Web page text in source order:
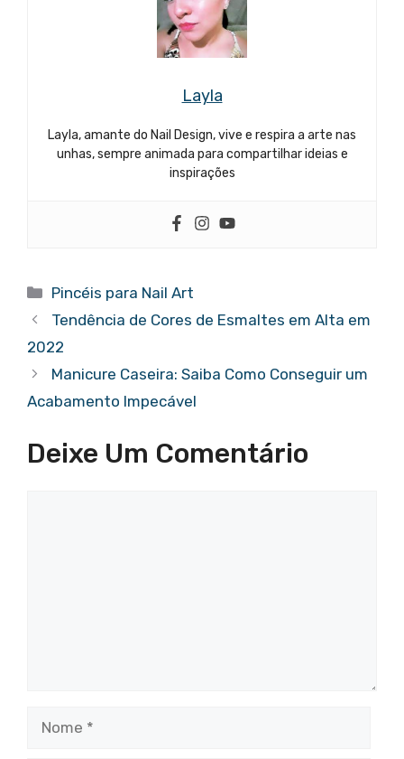
Layla
Layla, amante do Nail Design, vive e respira a arte nas
unhas, sempre animada para compartilhar ideias e
inspirações
Categorias
Pincéis para Nail Art
Tendência de Cores de Esmaltes em Alta em
2022
Manicure Caseira: Saiba Como Conseguir um
Acabamento Impecável
Deixe Um Comentário